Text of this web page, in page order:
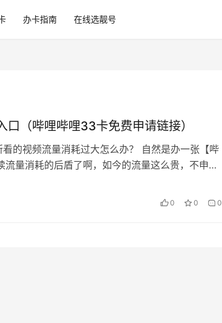
办卡指南 在线选靓号
口（哔哩哔哩33卡免费申请链接）
的视频流量消耗过大怎么办？ 自然是办一张【哔
量消耗的后盾了啊，如今的流量这么贵，不申请
0 0 0